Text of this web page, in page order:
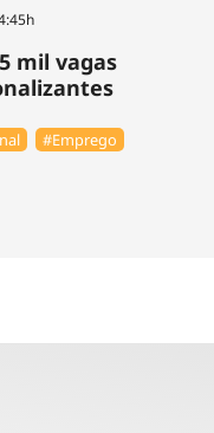
mil vagas
#Emprego